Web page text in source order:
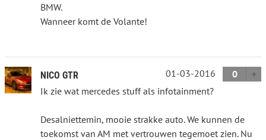
BMW.
Wanneer komt de Volante!
NICO GTR 01-03-2016
0
Ik zie wat mercedes stuff als infotainment?
Desalniettemin, mooie strakke auto. We kunnen de
toekomst van AM met vertrouwen tegemoet zien. Nu